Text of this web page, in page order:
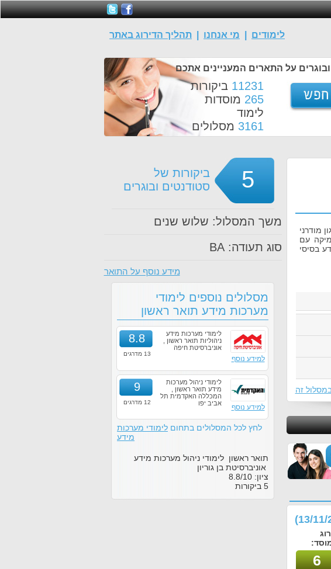
לימודים מי אנחנו תהליך הדירוג באתר
על התארים המעניינים אתכם
11231 ביקורות
265 מוסדות
לימוד
3161 מסלולים
מודרני
עם
בסיסי
זה
6
5
ביקורות של
סטודנטים ובוגרים
משך המסלול: שלוש שנים
סוג תעודה: BA
מידע נוסף על התואר
מסלולים נוספים לימודי
מערכות מידע תואר ראשון
למידע נוסף
8.8
13 מדרגים
לימודי מערכות מידע
ניהוליות תואר ראשון ,
אוניברסיטת חיפה
למידע נוסף
9
12 מדרגים
לימודי ניהול מערכות
מידע תואר ראשון ,
המכללה האקדמית תל
אביב יפו
לחץ לכל המסלולים בתחום לימודי מערכות
מידע
תואר ראשון לימודי ניהול מערכות מידע
אוניברסיטת בן גוריון
ציון:
8.8/10
5 ביקורות